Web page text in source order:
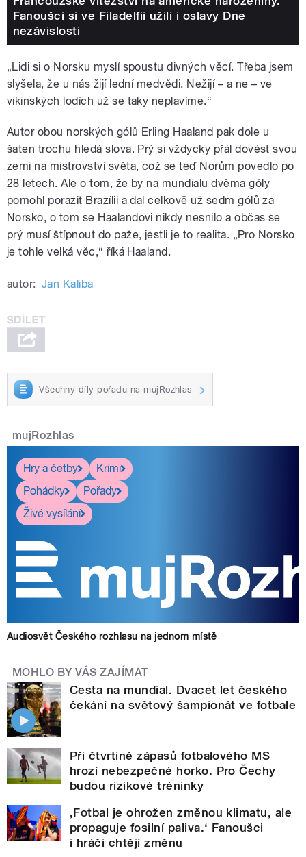
Fanoušci si ve Filadelfii užili i oslavy Dne
nezávislosti
„Lidi si o Norsku myslí spoustu divných věcí. Třeba jsem
slyšela, že u nás žijí lední medvědi. Nežijí – a ne – ve
vikinských lodích už se taky neplavíme.“
Autor obou norských gólů Erling Haaland pak dole u
šaten trochu hledá slova. Prý si vždycky přál dovést svou
zemi na mistrovství světa, což se teď Norům povedlo po
28 letech. Ale o tom, že by na mundialu dvěma góly
pomohl porazit Brazílii a dal celkově už sedm gólů za
Norsko, o tom se Haalandovi nikdy nesnilo a občas se
prý musí štípnout do paže, jestli je to realita. „Pro Norsko
je tohle velká věc,“ říká Haaland.
autor: Jan Kaliba
Všechny díly pořadu na mujRozhlas
mujRozhlas
Hry a četby
Krimi
Pohádky
Pořady
Živé vysílání
Audiosvět Českého rozhlasu na jednom místě
MOHLO BY VÁS ZAJÍMAT
Cesta na mundial. Dvacet let českého
čekání na světový šampionát ve fotbale
Při čtvrtině zápasů fotbalového MS
hrozí nebezpečné horko. Pro Čechy
budou rizikové tréninky
,Fotbal je ohrožen změnou klimatu, ale
propaguje fosilní paliva.‘ Fanoušci
i hráči chtějí změnu